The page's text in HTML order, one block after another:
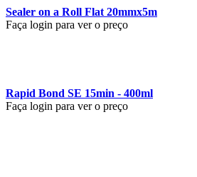
Sealer on a Roll Flat 20mmx5m
Faça login para ver o preço
Rapid Bond SE 15min - 400ml
Faça login para ver o preço